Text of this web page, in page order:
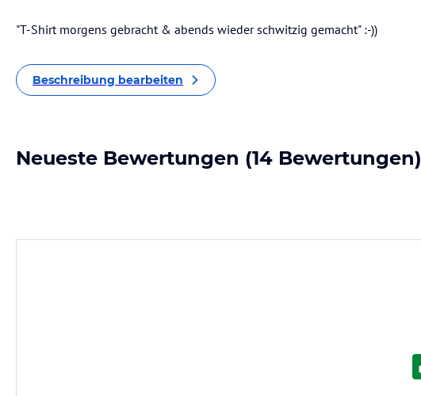
"T-Shirt morgens gebracht & abends wieder schwitzig gemacht" :-))
Beschreibung bearbeiten
Neueste Bewertungen (14 Bewertungen)